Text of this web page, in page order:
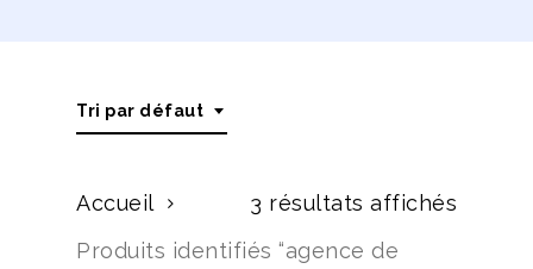
Tri par défaut
3 résultats affichés
Accueil
Produits identifiés “agence de